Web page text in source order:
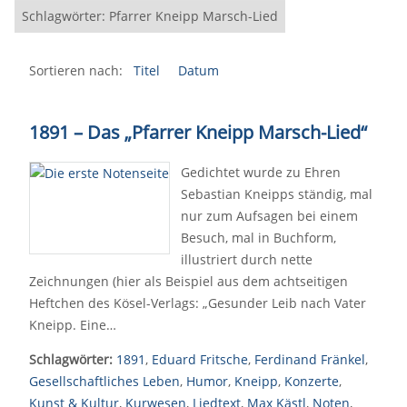
Schlagwörter: Pfarrer Kneipp Marsch-Lied
Sortieren nach: Titel Datum
1891 – Das „Pfarrer Kneipp Marsch-Lied“
Gedichtet wurde zu Ehren
Sebastian Kneipps ständig, mal
nur zum Aufsagen bei einem
Besuch, mal in Buchform,
illustriert durch nette
Zeichnungen (hier als Beispiel aus dem achtseitigen
Heftchen des Kösel-Verlags: „Gesunder Leib nach Vater
Kneipp. Eine…
Schlagwörter: 1891, Eduard Fritsche, Ferdinand Fränkel,
Gesellschaftliches Leben, Humor, Kneipp, Konzerte,
Kunst & Kultur, Kurwesen, Liedtext, Max Kästl, Noten,